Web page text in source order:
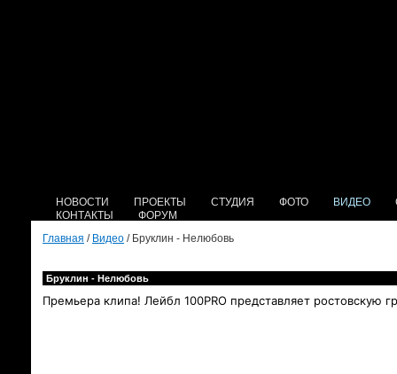
НОВОСТИ ПРОЕКТЫ СТУДИЯ ФОТО ВИДЕО
КОНТАКТЫ
ФОРУМ
Главная / Видео / Бруклин - Нелюбовь
Бруклин - Нелюбовь
Премьера клипа! Лейбл 100PRO представляет